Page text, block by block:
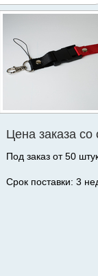
Цена заказа со
Под заказ от 50
Срок поставки: 3